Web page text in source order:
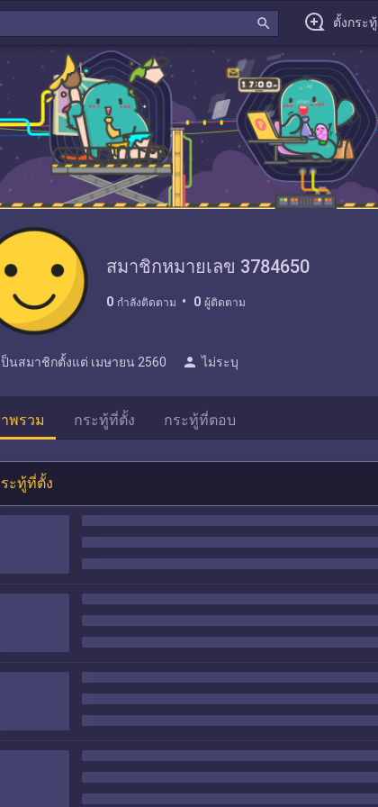
search ตั้งกระทู้
สมาชิกหมายเลข 3784650
0 กำลังติดตาม 0 ผู้ติดตาม
ป็นสมาชิกตั้งแต่ เมษายน 2560 person ไม่ระบุ
พรวม กระทู้ที่ตั้ง กระทู้ที่ตอบ
ะทู้ที่ตั้ง